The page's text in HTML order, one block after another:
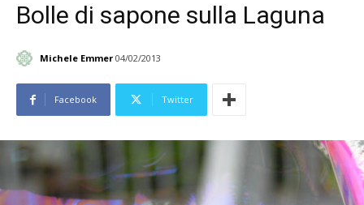
Bolle di sapone sulla Laguna
Michele Emmer 04/02/2013
Facebook Twitter